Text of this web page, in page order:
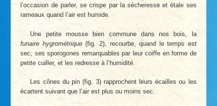
l’occasion de parler, se crispe par la sécheresse et étale ses
rameaux quand l’air est humide.
Une petite mousse bien commune dans nos bois, la
funaire hygrométrique(fig. 2), recourbe, quand le temps est
sec, ses sporogones remarquables par leur coiffe en forme de
petite cuiller, et les redresse à l’humidité.
Les cônes du pin (fig. 3) rapprochent leurs écailles ou les
écartent suivant que l’air est plus ou moins sec.